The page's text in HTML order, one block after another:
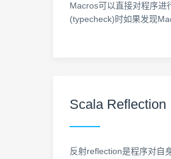
Macros可以直接对程序进
(typecheck)时如果发现
Scala Reflection
反射reflection是程序对自